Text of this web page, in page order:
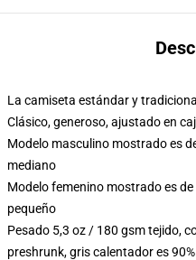
La camiseta estándar y
Clásico, generoso, ajustado en
Modelo masculino mostrado es
mediano
Modelo femenino mostrado es
pequeño
Pesado 5,3 oz / 180 gsm tejido,
preshrunk, gris calentador es